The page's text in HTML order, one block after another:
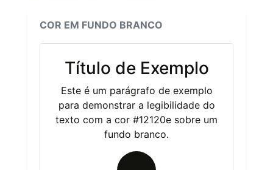
COR EM FUNDO BRANCO
Título de Exemplo
Este é um parágrafo de exemplo
para demonstrar a legibilidade do
texto com a cor #12120e sobre um
fundo branco.